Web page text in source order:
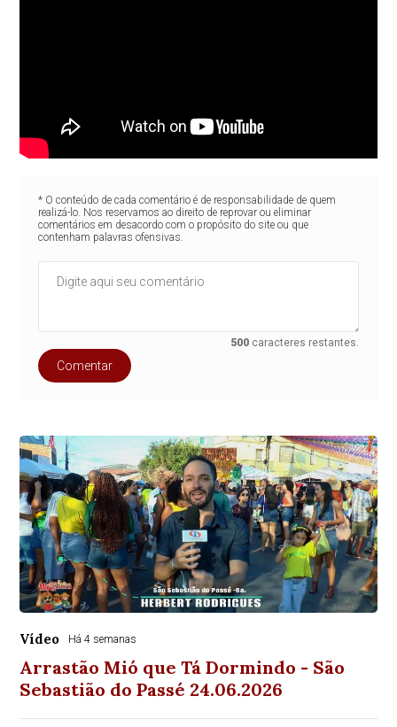
* O conteúdo de cada comentário é de responsabilidade de quem
realizá-lo. Nos reservamos ao direito de reprovar ou eliminar
comentários em desacordo com o propósito do site ou que
contenham palavras ofensivas.
500 caracteres restantes.
Comentar
Vídeo Há 4 semanas
Arrastão Mió que Tá Dormindo - São
Sebastião do Passé 24.06.2026